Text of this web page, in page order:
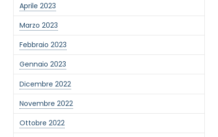
Aprile 2023
Marzo 2023
Febbraio 2023
Gennaio 2023
Dicembre 2022
Novembre 2022
Ottobre 2022